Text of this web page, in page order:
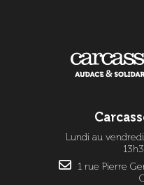
Lundi au
1 rue Pierre